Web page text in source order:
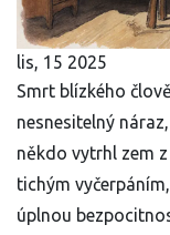
lis, 15 2025
Smrt blízkého
nesnesitelný
někdo vytrhl zem
tichým
úplnou